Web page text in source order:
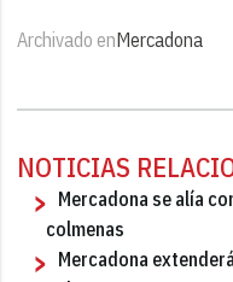
Archivado enMercadona
NOTICIAS
Mercadona se alía
colmenas
Mercadona